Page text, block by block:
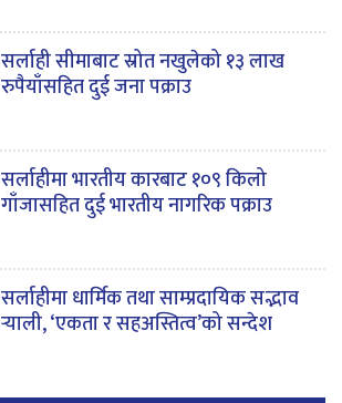
सर्लाही सीमाबाट स्रोत नखुलेको १३ लाख
रुपैयाँसहित दुई जना पक्राउ
सर्लाहीमा भारतीय कारबाट १०९ किलो
गाँजासहित दुई भारतीय नागरिक पक्राउ
सर्लाहीमा धार्मिक तथा साम्प्रदायिक सद्भाव
र्‍याली, ‘एकता र सहअस्तित्व’को सन्देश